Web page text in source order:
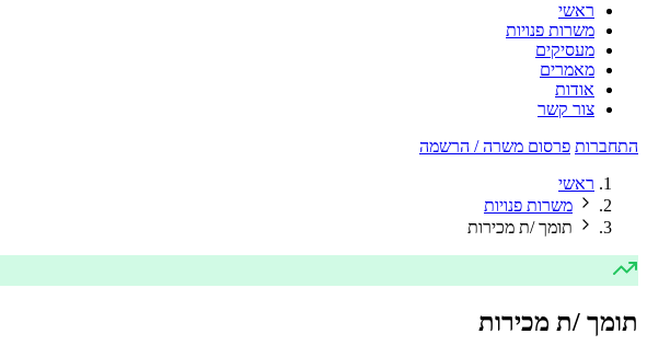
ראשי
משרות פנויות
מעסיקים
מאמרים
אודות
צור קשר
התחברות פרסום משרה / הרשמה
ראשי
משרות פנויות
תומך /ת מכירות
תומך /ת מכירות